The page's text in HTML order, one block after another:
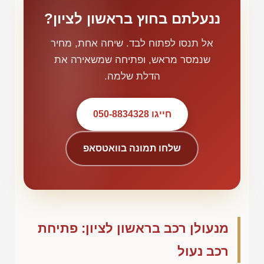
ננעלתם בחוץ בראשון לציון?
אל תנסו לפתוח לבד. שיחה אחת, מחיר
שנמסר מראש, ופתיחה שמשאירה את
הדלת שלמה.
חייגו 050-8834328
שלחו תמונה בוואטסאפ
מנעולן רכב בראשון לציון: פתיחת
רכב נעול